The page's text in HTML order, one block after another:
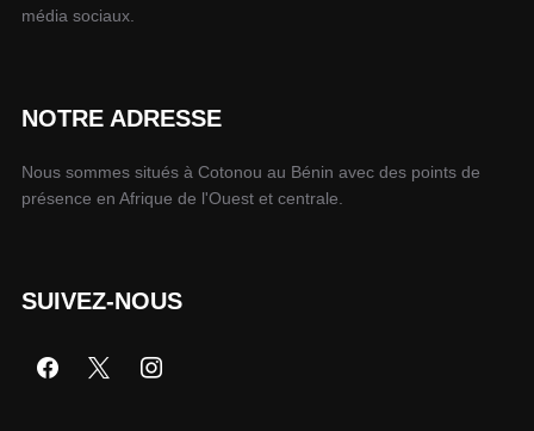
média sociaux.
NOTRE ADRESSE
Nous sommes situés à Cotonou au Bénin avec des points de
présence en Afrique de l'Ouest et centrale.
SUIVEZ-NOUS